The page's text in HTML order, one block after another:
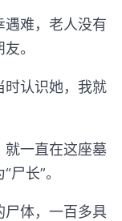
难，老人没有
。
认识她，我就
一直在这座墓
长”。
体，一百多具